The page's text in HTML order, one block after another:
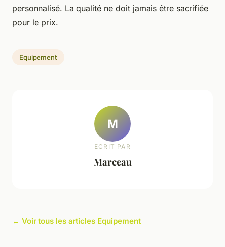
personnalisé. La qualité ne doit jamais être sacrifiée
pour le prix.
Equipement
M
ECRIT PAR
Marceau
← Voir tous les articles Equipement